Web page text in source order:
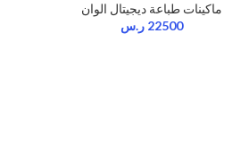
ماكينات طباعة ديجيتال الوان
22500 ر.س